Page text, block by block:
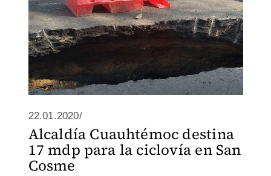
22.01.2020/
Alcaldía Cuauhtémoc destina
17 mdp para la ciclovía en San
Cosme